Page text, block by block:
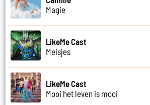
Magie
LikeMe Cast
Meisjes
LikeMe Cast
Mooi het leven is mooi